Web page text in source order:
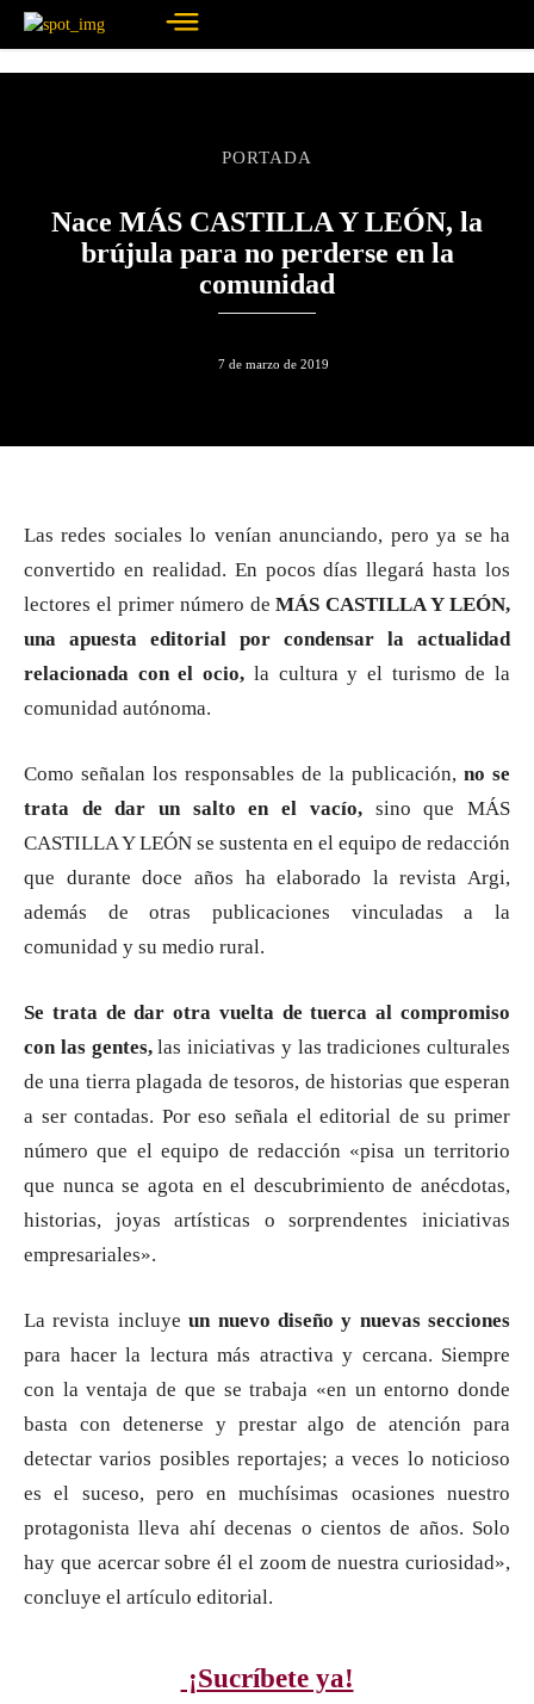
PORTADA
Nace MÁS CASTILLA Y LEÓN, la
brújula para no perderse en la
comunidad
7 de marzo de 2019
Las redes sociales lo venían anunciando, pero ya se ha
convertido en realidad. En pocos días llegará hasta los
lectores el primer número deMÁS CASTILLA Y LEÓN,
una apuesta editorial por condensar la actualidad
relacionada con el ocio, la cultura y el turismo de la
comunidad autónoma.
Como señalan los responsables de la publicación, no se
trata de dar un salto en el vacío,sino que MÁS
CASTILLA Y LEÓN se sustenta en el equipo de redacción
que durante doce años ha elaborado la revista Argi,
además de otras publicaciones vinculadas a la
comunidad y su medio rural.
Se trata de dar otra vuelta de tuerca al compromiso
con las gentes,las iniciativas y las tradiciones culturales
de una tierra plagada de tesoros, de historias que esperan
a ser contadas. Por eso señala el editorial de su primer
número que el equipo de redacción «pisa un territorio
que nunca se agota en el descubrimiento de anécdotas,
historias, joyas artísticas o sorprendentes iniciativas
empresariales».
La revista incluyeun nuevo diseño y nuevas secciones
para hacer la lectura más atractiva y cercana. Siempre
con la ventaja de que se trabaja «en un entorno donde
basta con detenerse y prestar algo de atención para
detectar varios posibles reportajes; a veces lo noticioso
es el suceso, pero en muchísimas ocasiones nuestro
protagonista lleva ahí decenas o cientos de años. Solo
hay que acercar sobre él el zoom de nuestra curiosidad»,
concluye el artículo editorial.
¡Sucríbete ya!